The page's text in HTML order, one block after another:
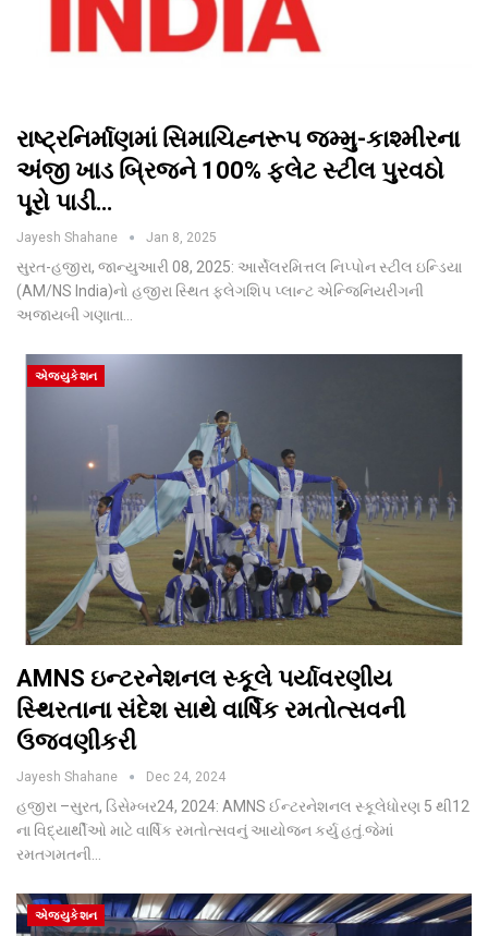
રાષ્ટ્રનિર્માણમાં સિમાચિહ્નરૂપ જમ્મુ-કાશ્મીરના
અંજી ખાડ બ્રિજને 100% ફ્લેટ સ્ટીલ પુરવઠો
પૂરો પાડી…
Jayesh Shahane Jan 8, 2025
સુરત-હજીરા, જાન્યુઆરી 08, 2025: આર્સેલરમિત્તલ નિપ્પોન સ્ટીલ ઇન્ડિયા
(AM/NS India)નો હજીરા સ્થિત ફ્લેગશિપ પ્લાન્ટ એન્જિનિયરીંગની
અજાયબી ગણાતા…
એજ્યુકેશન
AMNS ઇન્ટરનેશનલ સ્કૂલે પર્યાવરણીય
સ્થિરતાના સંદેશ સાથે વાર્ષિક રમતોત્સવની
ઉજવણીકરી
Jayesh Shahane Dec 24, 2024
હજીરા –સુરત, ડિસેમ્બર24, 2024: AMNS ઈન્ટરનેશનલ સ્કૂલેધોરણ 5 થી12
ના વિદ્યાર્થીઓ માટે વાર્ષિક રમતોત્સવનું આયોજન કર્યુ હતું.જેમાં
રમતગમતની…
એજ્યુકેશન